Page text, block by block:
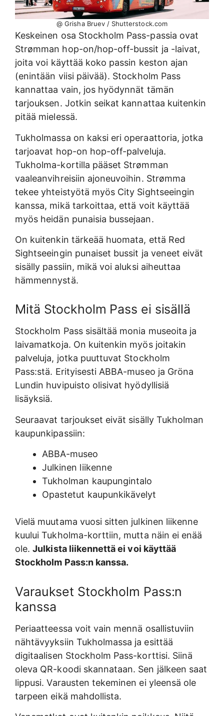
@ Grisha Bruev / Shutterstock.com
Keskeinen osa Stockholm Pass-passia ovat
Strømman hop-on/hop-off-bussit ja -laivat,
joita voi käyttää koko passin keston ajan
(enintään viisi päivää). Stockholm Pass
kannattaa vain, jos hyödynnät tämän
tarjouksen. Jotkin seikat kannattaa kuitenkin
pitää mielessä.
Tukholmassa on kaksi eri operaattoria, jotka
tarjoavat hop-on hop-off-palveluja.
Tukholma-kortilla pääset Strømman
vaaleanvihreisiin ajoneuvoihin. Strømma
tekee yhteistyötä myös City Sightseeingin
kanssa, mikä tarkoittaa, että voit käyttää
myös heidän punaisia bussejaan.
On kuitenkin tärkeää huomata, että Red
Sightseeingin punaiset bussit ja veneet eivät
sisälly passiin, mikä voi aluksi aiheuttaa
hämmennystä.
Mitä Stockholm Pass ei sisällä
Stockholm Pass sisältää monia museoita ja
laivamatkoja. On kuitenkin myös joitakin
palveluja, jotka puuttuvat Stockholm
Pass:stä. Erityisesti ABBA-museo ja Gröna
Lundin huvipuisto olisivat hyödyllisiä
lisäyksiä.
Seuraavat tarjoukset eivät sisälly Tukholman
kaupunkipassiin:
ABBA-museo
Julkinen liikenne
Tukholman kaupungintalo
Opastetut kaupunkikävelyt
Vielä muutama vuosi sitten julkinen liikenne
kuului Tukholma-korttiin, mutta näin ei enää
ole.Julkista liikennettä ei voi käyttää
Stockholm Pass:n kanssa.
Varaukset Stockholm Pass:n
kanssa
Periaatteessa voit vain mennä osallistuviin
nähtävyyksiin Tukholmassa ja esittää
digitaalisen Stockholm Pass-korttisi. Siinä
oleva QR-koodi skannataan. Sen jälkeen saat
lippusi. Varausten tekeminen ei yleensä ole
tarpeen eikä mahdollista.